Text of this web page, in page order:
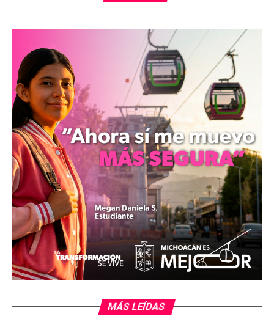
Peña Nieto destacó a McCain los beneficios que reporta
a ambos países “una
discusión informada de las
muchas dimensiones
” sobre el tema de la migración,
“entre ellas los vínculos familiares que cruzan la
frontera y las implicaciones positivas para la
competitividad regional”.
“El senador McCain y el presidente Peña Nieto
coincidieron en la necesidad de que ambos países
trabajen juntos para tener una frontera cada vez más
segura y eficiente”, agrega el comunicado de la
Presidencia mexicana.
También expresaron sus deseos deestrechar los
vínculos entre México y el estado deArizona, al que
representa el senador McCain, donde se han reforzado
las leyes migratorias que, entre otras medidas,
MÁS LEÍDAS